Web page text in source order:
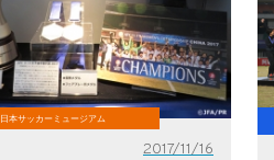
日本サッカーミュージアム
2017/11/16